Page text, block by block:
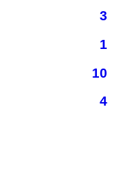
3
1
10
4